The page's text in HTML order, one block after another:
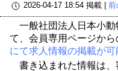
2026-04-17 18:54 掲載 | 前
一般社団法人日本小
て、会員専用ページか
にて求人情報の掲載が可
書き込まれた情報は、